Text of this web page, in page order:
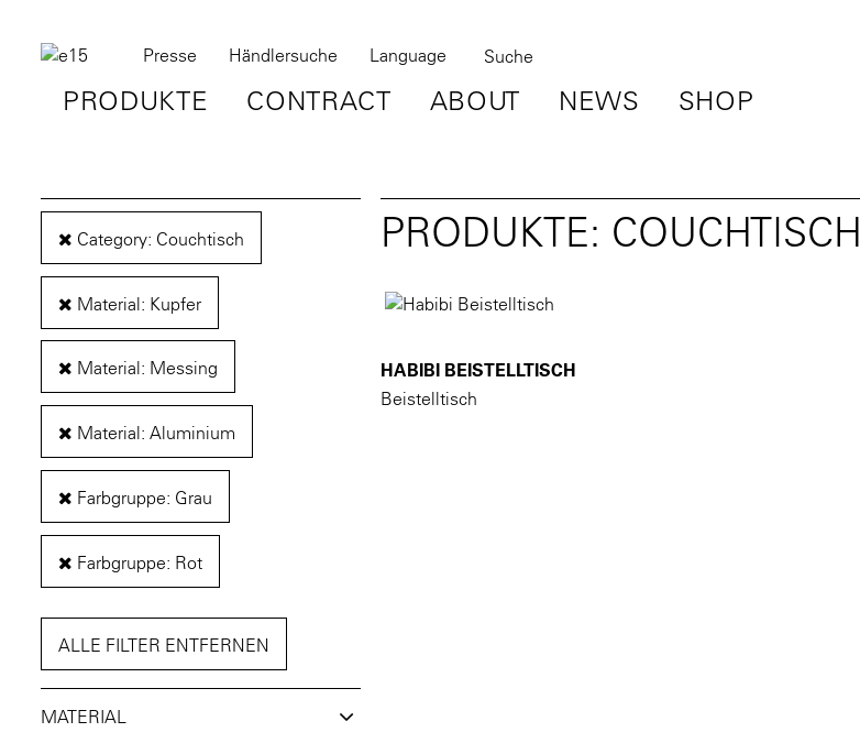
Presse Händlersuche Language
PRODUKTE CONTRACT ABOUT NEWS SHOP
Category: Couchtisch
Material: Kupfer
Material: Messing
Material: Aluminium
Farbgruppe: Grau
Farbgruppe: Rot
ALLE FILTER ENTFERNEN
MATERIAL
PRODUKTE: COUCHTISCH
HABIBI BEISTELLTISCH
Beistelltisch